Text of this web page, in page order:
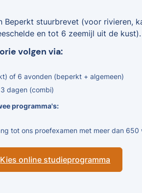
stuurbrevet (voor rivieren,
en tot 6 zeemijl uit de kust).
volgen via:
of 6 avonden (beperkt + algemeen)
dagen (combi)
programma's:
tot ons proefexamen met meer dan 650
Kies online studieprogramma